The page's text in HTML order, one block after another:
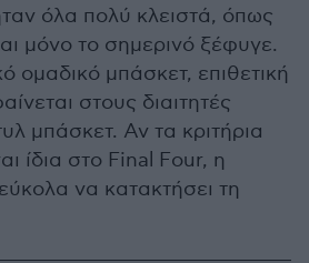
όλα πολύ κλειστά, όπως
μόνο το σημερινό ξέφυγε.
ομαδικό μπάσκετ, επιθετική
στους διαιτητές
μπάσκετ. Αν τα κριτήρια
ίδια στο Final Four, η
να κατακτήσει τη